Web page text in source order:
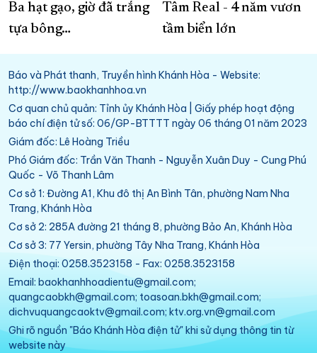
Ba hạt gạo, giờ đã trắng
tựa bông…
Tâm Real - 4 năm vươn
tầm biển lớn
Báo và Phát thanh, Truyền hình Khánh Hòa - Website:
http://www.baokhanhhoa.vn
Cơ quan chủ quản: Tỉnh ủy Khánh Hòa | Giấy phép hoạt động
báo chí điện tử số: 06/GP-BTTTT ngày 06 tháng 01 năm 2023
Giám đốc: Lê Hoàng Triều
Phó Giám đốc: Trần Văn Thanh - Nguyễn Xuân Duy - Cung Phú
Quốc - Võ Thanh Lâm
Cơ sở 1: Đường A1, Khu đô thị An Bình Tân, phường Nam Nha
Trang, Khánh Hòa
Cơ sở 2: 285A đường 21 tháng 8, phường Bảo An, Khánh Hòa
Cơ sở 3: 77 Yersin, phường Tây Nha Trang, Khánh Hòa
Điện thoại: 0258.3523158 - Fax: 0258.3523158
Email: baokhanhhoadientu@gmail.com;
quangcaobkh@gmail.com; toasoan.bkh@gmail.com;
dichvuquangcaoktv@gmail.com; ktv.org.vn@gmail.com
Ghi rõ nguồn "Báo Khánh Hòa điện tử" khi sử dụng thông tin từ
website này